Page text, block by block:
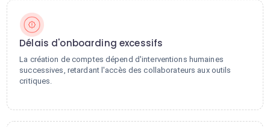
Délais d'onboarding excessifs
La création de comptes dépend d'interventions humaines
successives, retardant l'accès des collaborateurs aux outils
critiques.